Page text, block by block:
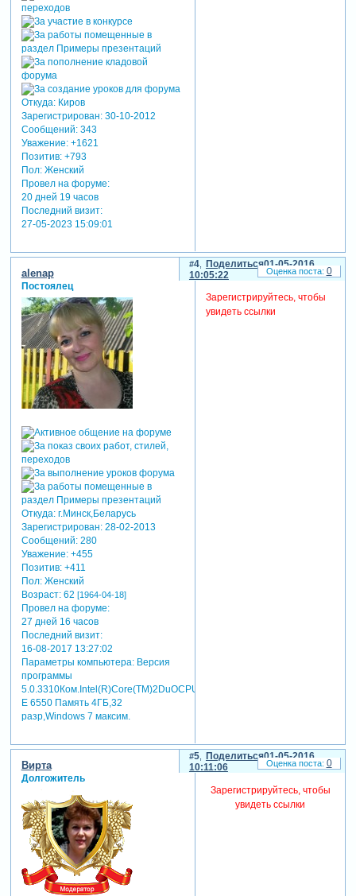
Откуда:Киров
Зарегистрирован: 30-10-2012
Сообщений:343
Уважение: +1621
Позитив: +793
Пол:Женский
Провел на форуме:
20 дней 19 часов
Последний визит:
27-05-2023 15:09:01
Поделиться
4
01-05-2016
10:05:22
alenap
Постоялец
Откуда:г.Минск,Беларусь
Зарегистрирован: 28-02-2013
Сообщений:280
Уважение: +455
Позитив: +411
Пол:Женский
Возраст:62 [1964-04-18]
Провел на форуме:
27 дней 16 часов
Последний визит:
16-08-2017 13:27:02
Параметры компьютера:Версия
программы
5.0.3310Ком.Intel(R)Core(TM)2DuOCPU
E 6550 Память 4ГБ,32
разр,Windows 7 максим.
Зарегистрируйтесь, чтобы
увидеть ссылки
0
Поделиться
5
01-05-2016
10:11:06
Вирта
Долгожитель
Зарегистрируйтесь, чтобы
увидеть ссылки
0